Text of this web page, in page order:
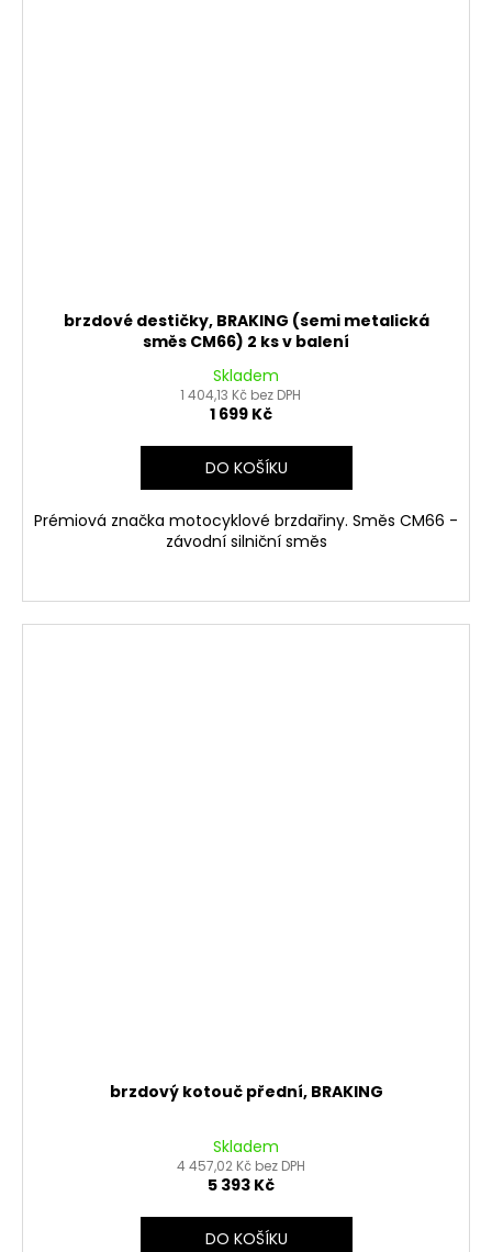
brzdové destičky, BRAKING (semi metalická
směs CM66) 2 ks v balení
Skladem
1 404,13 Kč bez DPH
1 699 Kč
DO KOŠÍKU
Prémiová značka motocyklové brzdařiny. Směs CM66 -
závodní silniční směs
brzdový kotouč přední, BRAKING
Skladem
4 457,02 Kč bez DPH
5 393 Kč
DO KOŠÍKU